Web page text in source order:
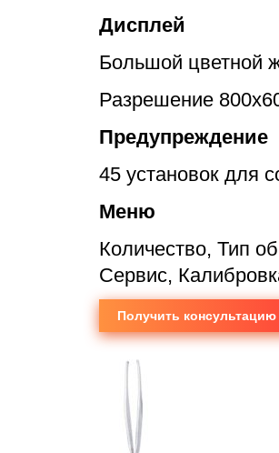
Дисплей
Большой цветной
Разрешение
Предупреждение
45 установок для
Меню
Количество, Тип
Сервис,
Получить консультацию